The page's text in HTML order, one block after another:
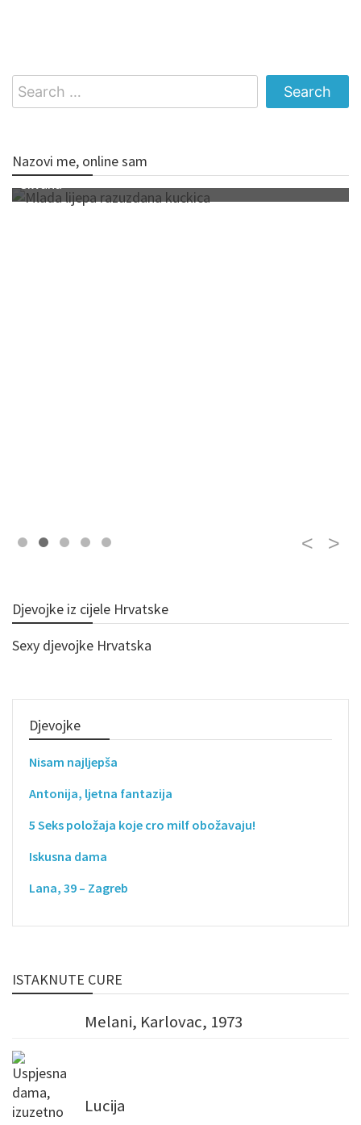
Search
for:
Nazovi me, online sam
Silvana
Djevojke iz cijele Hrvatske
Sexy djevojke Hrvatska
Djevojke
Nisam najljepša
Antonija, ljetna fantazija
5 Seks položaja koje cro milf obožavaju!
Iskusna dama
Lana, 39 – Zagreb
ISTAKNUTE CURE
Melani, Karlovac, 1973
Lucija